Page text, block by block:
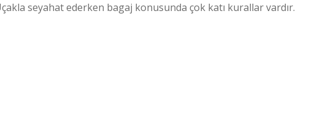
seyahat ederken bagaj konusunda çok katı kurallar vardır.